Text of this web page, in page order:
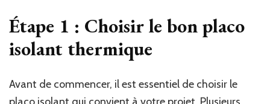
Étape 1 : Choisir le bon placo
isolant thermique
Avant de commencer, il est essentiel de choisir le